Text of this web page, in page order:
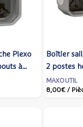
Plexo
à
- Gris
Boîtier
2 postes
verticaux
embouts à
MAXOUTIL
8,00€ /